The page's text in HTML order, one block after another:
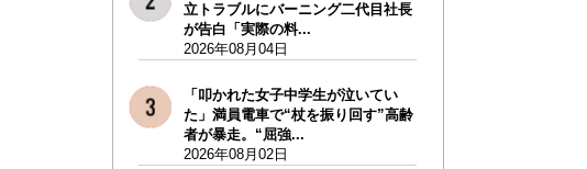
立トラブルにバーニング二代目社長
が告白「実際の料...
2026年08月04日
「叩かれた女子中学生が泣いてい
た」満員電車で“杖を振り回す”高齢
者が暴走。“屈強...
2026年08月02日